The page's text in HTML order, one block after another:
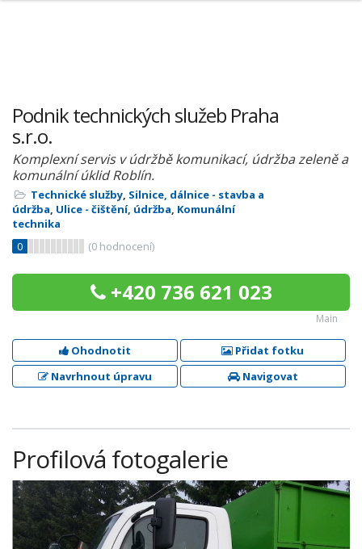
Podnik technických služeb Praha
s.r.o.
Komplexní servis v údržbě komunikací, údržba zeleně a
komunální úklid Roblín.
Technické služby, Silnice, dálnice - stavba a
údržba, Ulice - čištění, údržba, Komunální
technika
0
(0 hodnocení)
+420 736 621 023
Main
Ohodnotit
Přidat fotku
Navrhnout úpravu
Navigovat
Profilová fotogalerie